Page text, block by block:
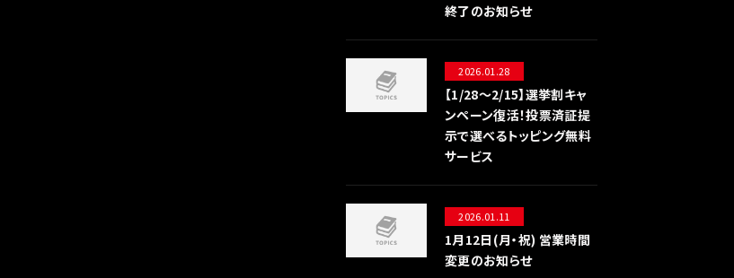
終了のお知らせ
2026.01.28
【1/28〜2/15】選挙割キャ
ンペーン復活！投票済証提
示で選べるトッピング無料
サービス
2026.01.11
1月12日(月・祝) 営業時間
変更のお知らせ